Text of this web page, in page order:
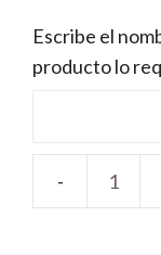
Escribe el
producto lo